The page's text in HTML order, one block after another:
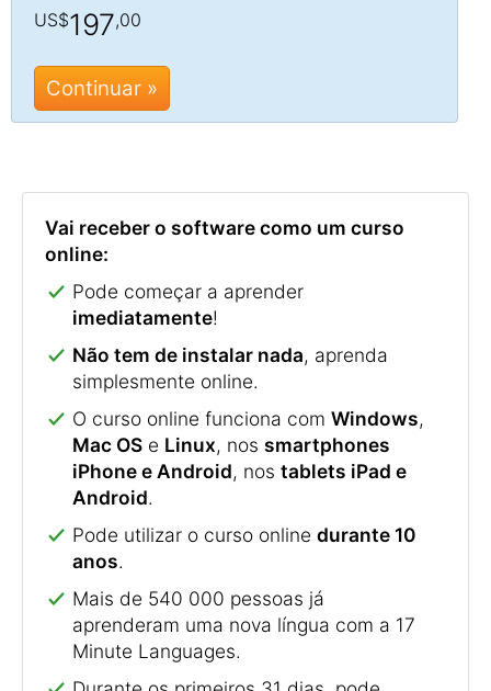
US$197,00
Continuar »
Vai receber o software como um curso
online:
Pode começar a aprender
imediatamente!
Não tem de instalar nada, aprenda
simplesmente online.
O curso online funciona com Windows,
Mac OS e Linux, nos smartphones
iPhone e Android, nos tablets iPad e
Android.
Pode utilizar o curso online durante 10
anos.
Mais de 540 000 pessoas já
aprenderam uma nova língua com a 17
Minute Languages.